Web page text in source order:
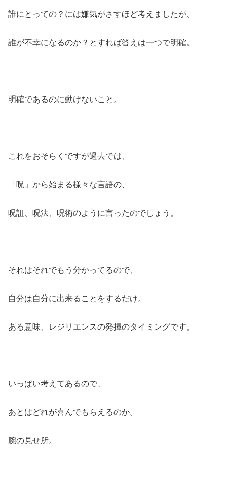
誰にとっての？には嫌気がさすほど考えましたが、
誰が不幸になるのか？とすれば答えは一つで明確。
明確であるのに動けないこと。
これをおそらくですが過去では、
「呪」から始まる様々な言語の、
呪詛、呪法、呪術のように言ったのでしょう。
それはそれでもう分かってるので、
自分は自分に出来ることをするだけ。
ある意味、レジリエンスの発揮のタイミングです。
いっぱい考えてあるので、
あとはどれが喜んでもらえるのか。
腕の見せ所。